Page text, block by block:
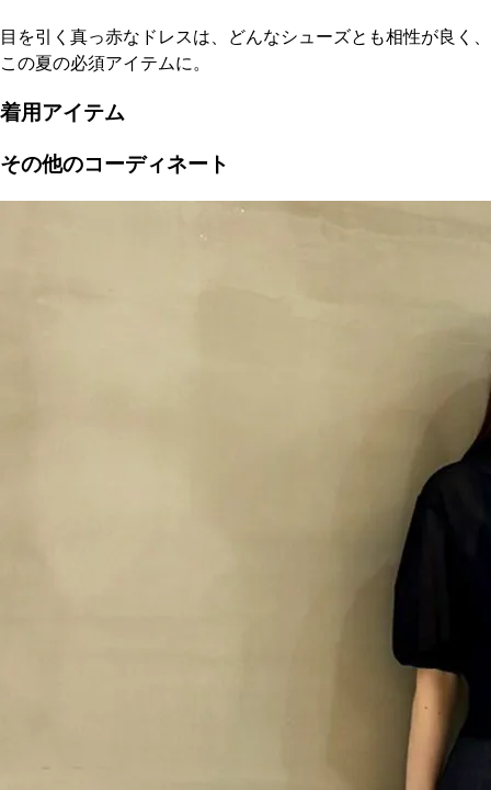
目を引く真っ赤なドレスは、どんなシューズとも相性が良く、
この夏の必須アイテムに。
着用アイテム
その他のコーディネート